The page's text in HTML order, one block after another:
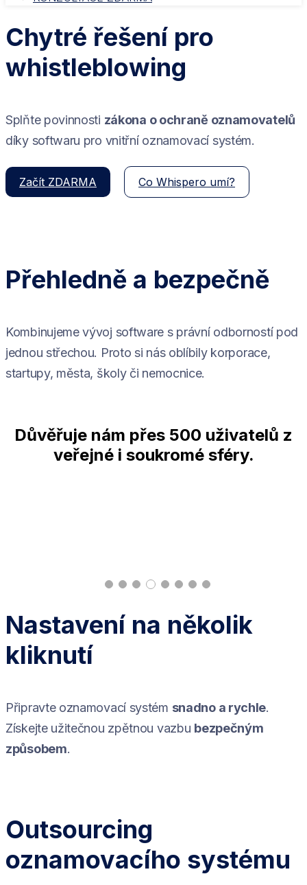
Chytré řešení pro
whistleblowing
Splňte povinnosti zákona o ochraně oznamovatelů
díky softwaru pro vnitřní oznamovací systém.
Začít ZDARMA Co Whispero umí?
Přehledně a bezpečně
Kombinujeme vývoj software s právní odborností pod
jednou střechou. Proto si nás oblíbily korporace,
startupy, města, školy či nemocnice.
Důvěřuje nám přes 500 uživatelů z
veřejné i soukromé sféry.
Nastavení na několik
kliknutí
Připravte oznamovací systém snadno a rychle.
Získejte užitečnou zpětnou vazbu bezpečným
způsobem.
Outsourcing
oznamovacího systému